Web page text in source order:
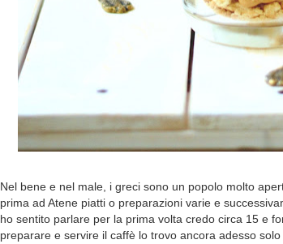
Nel bene e nel male, i greci sono un popolo molto
prima ad Atene piatti o preparazioni varie e
ho sentito parlare per la prima volta credo circa 15 e
preparare e servire il caffè lo trovo ancora adesso